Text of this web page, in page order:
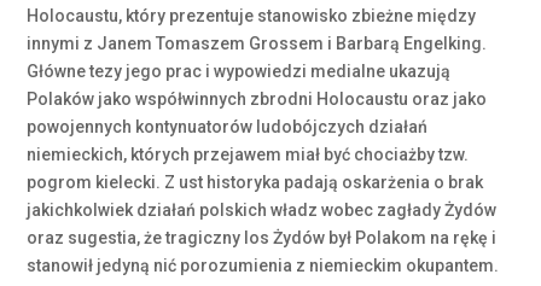
Holocaustu, który prezentuje stanowisko zbieżne między
innymi z Janem Tomaszem Grossem i Barbarą Engelking.
Główne tezy jego prac i wypowiedzi medialne ukazują
Polaków jako współwinnych zbrodni Holocaustu oraz jako
powojennych kontynuatorów ludobójczych działań
niemieckich, których przejawem miał być chociażby tzw.
pogrom kielecki. Z ust historyka padają oskarżenia o brak
jakichkolwiek działań polskich władz wobec zagłady Żydów
oraz sugestia, że tragiczny los Żydów był Polakom na rękę i
stanowił jedyną nić porozumienia z niemieckim okupantem.